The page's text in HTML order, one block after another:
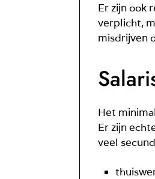
Er zijn ook
verplicht,
misdrijven
Het
Er zijn
veel